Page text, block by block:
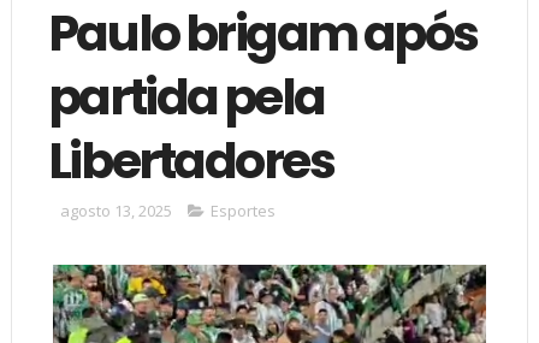
Paulo brigam após
partida pela
Libertadores
agosto 13, 2025 Esportes